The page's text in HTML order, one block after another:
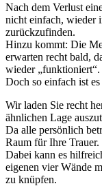
Nach dem Verlust
nicht einfach, wieder
zurückzufinden.
Hinzu kommt: Die
erwarten recht bald,
wieder „funktioniert“.
Doch so einfach ist
Wir laden Sie recht
ähnlichen Lage
Da alle persönlich
Raum für Ihre Trauer.
Dabei kann es
eigenen vier Wände
zu knüpfen.